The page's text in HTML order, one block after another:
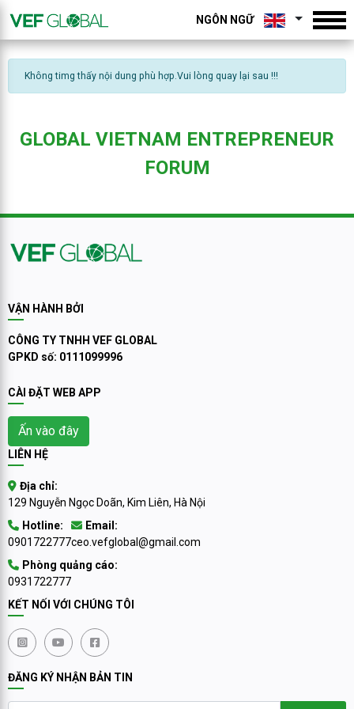
NGÔN NGỮ
Không timg thấy nội dung phù hợp.Vui lòng quay lại sau !!!
GLOBAL VIETNAM ENTREPRENEUR
FORUM
VẬN HÀNH BỞI
CÔNG TY TNHH VEF GLOBAL
GPKD số: 0111099996
CÀI ĐẶT WEB APP
Ấn vào đây
LIÊN HỆ
Địa chỉ:
129 Nguyễn Ngọc Doãn, Kim Liên, Hà Nội
Hotline:
0901722777
Email:
ceo.vefglobal@gmail.com
Phòng quảng cáo:
0931722777
KẾT NỐI VỚI CHÚNG TÔI
ĐĂNG KÝ NHẬN BẢN TIN